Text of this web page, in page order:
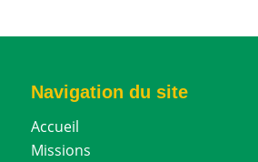
Navigation du site
Accueil
Missions